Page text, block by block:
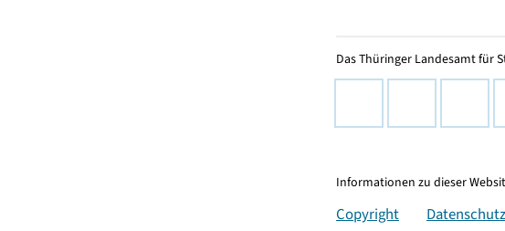
Das Thüringer Landesamt für
Informationen zu dieser
Copyright Datenschutz